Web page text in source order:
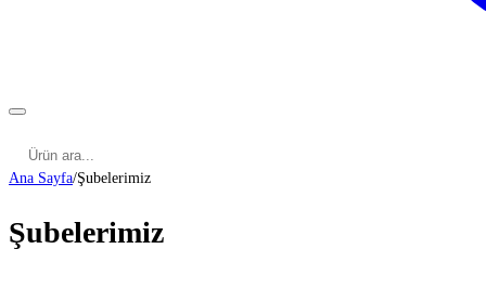
Ana Sayfa/Şubelerimiz
Şubelerimiz